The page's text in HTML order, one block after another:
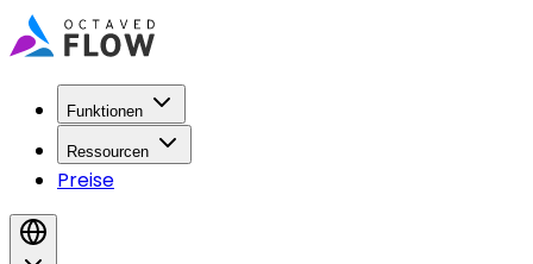
Funktionen
Ressourcen
Preise